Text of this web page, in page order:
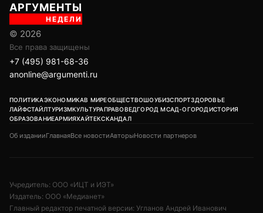
АРГУМЕНТЫ
НЕДЕЛИ
© 2026
Все права защищены
+7 (495) 981-68-36
anonline@argumenti.ru
ПОЛИТИКАЭКОНОМИКАВ МИРЕОБЩЕСТВОШОУБИЗСПОРТЗДОРОВЬЕ
ЛАЙФСТАЙЛТУРИЗМКУЛЬТУРАПРАВОВЕДГОРОД МСАД-ОГОРОДИСТОРИЯ
ОБРАЗОВАНИЕАРМИЯХАЙТЕКСКАНДАЛ
Об изданииГлавнаяВсе новостиАвторыНовости партнеров
Учредитель: ООО «ИЦТ и ИЭТ»
Издатель: ООО «Медианет»
Главный редактор печатной версии: Угланов Андрей Иванович